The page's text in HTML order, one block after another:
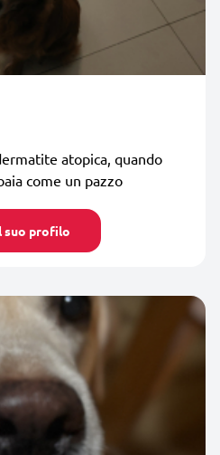
atopica, quando
come un pazzo
suo profilo